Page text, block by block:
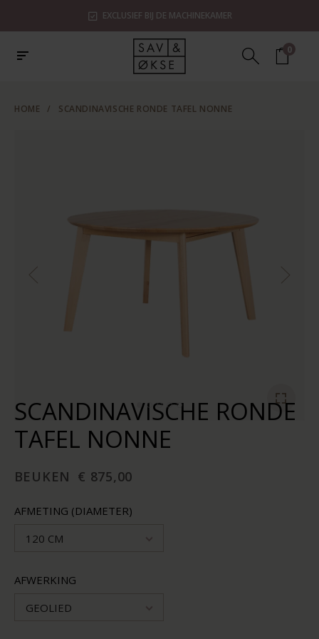
EXCLUSIEF BIJ DE MACHINEKAMER
0
HOME / SCANDINAVISCHE RONDE TAFEL NONNE
SCANDINAVISCHE RONDE
TAFEL NONNE
BEUKEN € 875,00
AFMETING (DIAMETER)
120 CM
AFWERKING
GEOLIED